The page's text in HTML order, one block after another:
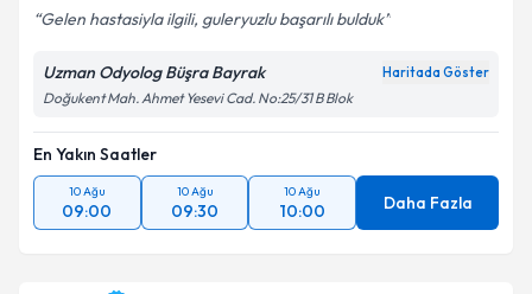
Gelen hastasiyla ilgili, guleryuzlu başarılı bulduk
Uzman Odyolog Büşra Bayrak Haritada Göster
Doğukent Mah. Ahmet Yesevi Cad. No:25/31 B Blok
En Yakın Saatler
10 Ağu
09:00
10 Ağu
09:30
10 Ağu
10:00 Daha Fazla